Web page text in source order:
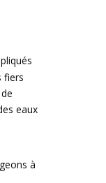
fiers
eaux
à